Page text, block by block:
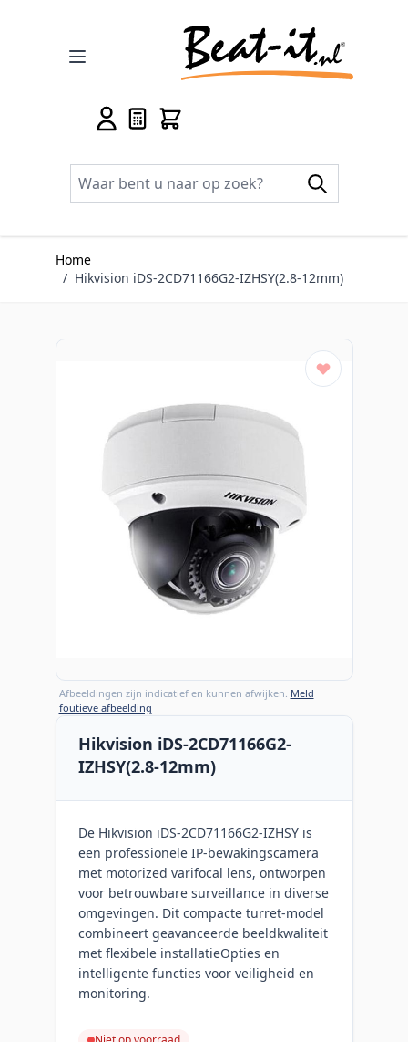
Home
/ Hikvision iDS-2CD71166G2-IZHSY(2.8-12mm)
Afbeeldingen zijn indicatief en kunnen afwijken. Meld
foutieve afbeelding
Hikvision iDS-2CD71166G2-
IZHSY(2.8-12mm)
De Hikvision iDS-2CD71166G2-IZHSY is
een professionele IP-bewakingscamera
met motorized varifocal lens, ontworpen
voor betrouwbare surveillance in diverse
omgevingen. Dit compacte turret-model
combineert geavanceerde beeldkwaliteit
met flexibele installatieOpties en
intelligente functies voor veiligheid en
monitoring.